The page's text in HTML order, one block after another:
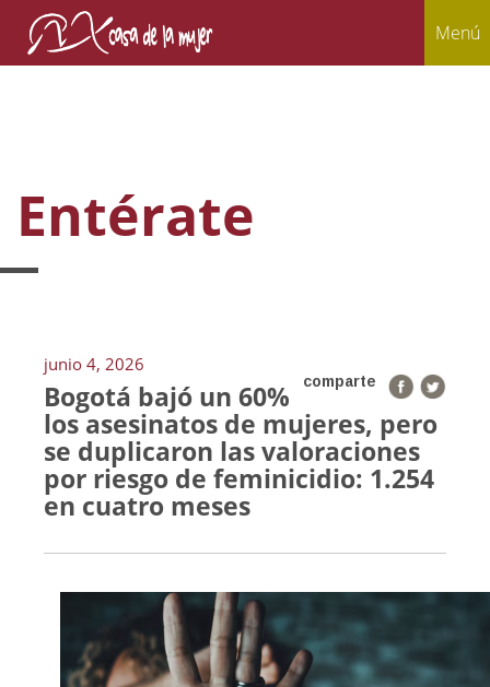
Menú
Entérate
junio 4, 2026
comparte
Bogotá bajó un 60%
los asesinatos de mujeres, pero
se duplicaron las valoraciones
por riesgo de feminicidio: 1.254
en cuatro meses